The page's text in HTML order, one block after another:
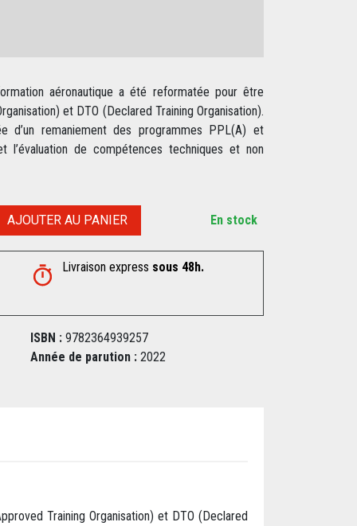
aéronautique a été reformatée pour être
et DTO (Declared Training Organisation).
d’un remaniement des programmes PPL(A) et
l’évaluation de compétences techniques et non
AJOUTER AU PANIER En stock
Livraison express sous 48h.
ISBN : 9782364939257
Année de parution : 2022
Training Organisation) et DTO (Declared